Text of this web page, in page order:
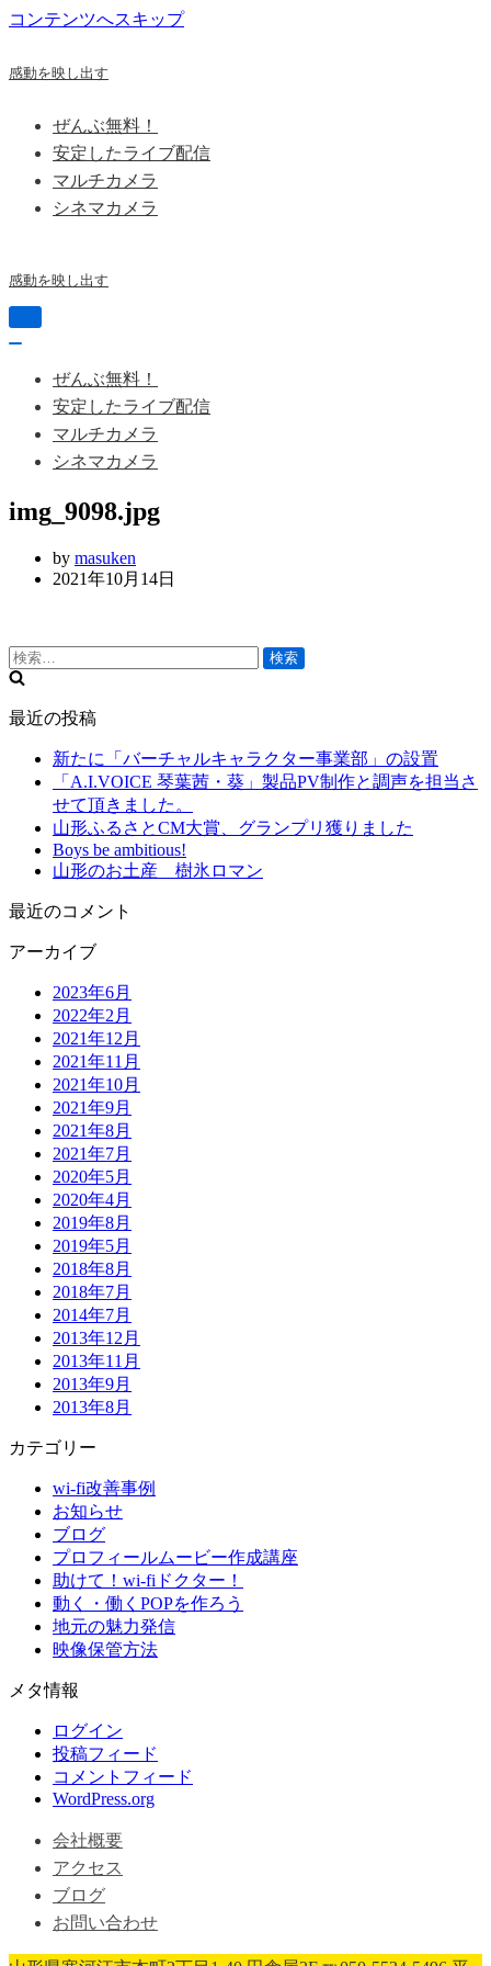
コンテンツへスキップ
感動を映し出す
ぜんぶ無料！
安定したライブ配信
マルチカメラ
シネマカメラ
感動を映し出す
ナ
ー
シ
を
替
切
ぜんぶ無料！
安定したライブ配信
マルチカメラ
シネマカメラ
img_9098.jpg
by masuken
2021年10月14日
検
索:
最近の投稿
新たに「バーチャルキャラクター事業部」の設置
「A.I.VOICE 琴葉茜・葵」製品PV制作と調声を担当さ
せて頂きました。
山形ふるさとCM大賞、グランプリ獲りました
Boys be ambitious!
山形のお土産 樹氷ロマン
最近のコメント
アーカイブ
2023年6月
2022年2月
2021年12月
2021年11月
2021年10月
2021年9月
2021年8月
2021年7月
2020年5月
2020年4月
2019年8月
2019年5月
2018年8月
2018年7月
2014年7月
2013年12月
2013年11月
2013年9月
2013年8月
カテゴリー
wi-fi改善事例
お知らせ
ブログ
プロフィールムービー作成講座
助けて！wi-fiドクター！
動く・働くPOPを作ろう
地元の魅力発信
映像保管方法
メタ情報
ログイン
投稿フィード
コメントフィード
WordPress.org
会社概要
アクセス
ブログ
お問い合わせ